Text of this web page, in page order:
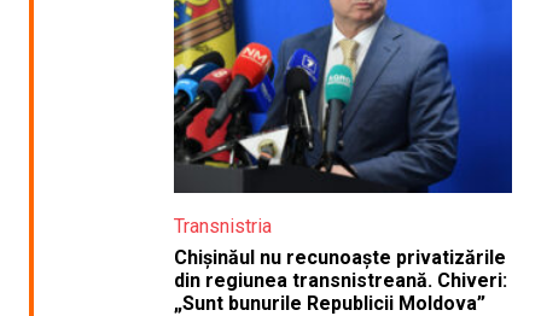
Transnistria
Chișinăul nu recunoaște privatizările
din regiunea transnistreană. Chiveri:
„Sunt bunurile Republicii Moldova”